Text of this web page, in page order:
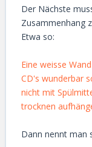
Der Nächste
Zusammenhang
Etwa so:
Eine weisse
CD's wunderbar
nicht mit
trocknen
Dann nennt man